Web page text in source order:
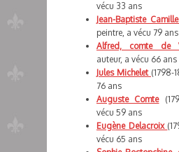
vécu 33 ans
Jean-Baptiste
peintre, a vécu 79 ans
Alfred, comte de
auteur, a vécu 66 ans
Jules Michelet (1798-
76 ans
Auguste Comte
vécu 59 ans
Eugène Delacroix
vécu 65 ans